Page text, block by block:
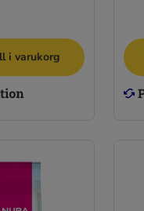
i varukorg